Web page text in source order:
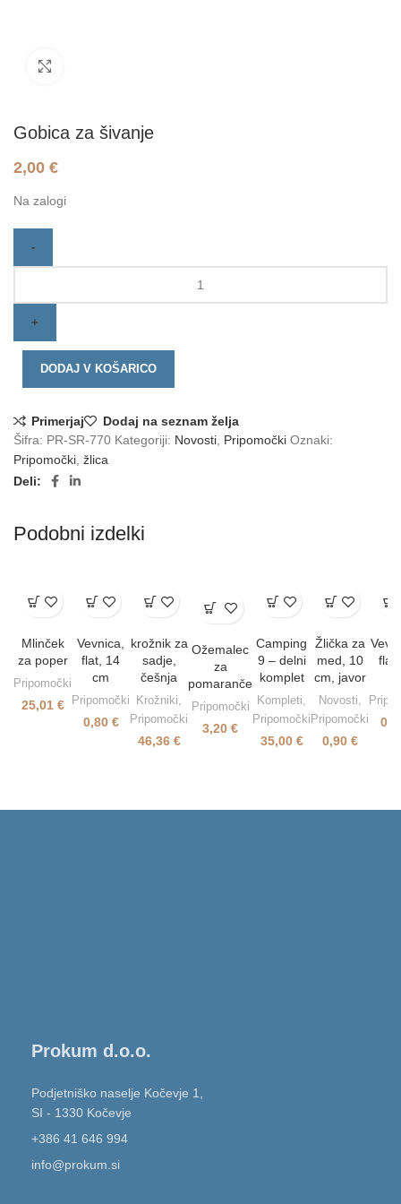
Gobica za šivanje
2,00 €
Na zalogi
DODAJ V KOŠARICO
Primerjaj
Dodaj na seznam želja
Šifra: PR-SR-770 Kategoriji: Novosti Pripomočki Oznaki:
Pripomočki žlica
Deli:
Podobni izdelki
Mlinček
za poper
Pripomočki
25,01 €
Vevnica,
flat, 14
cm
Pripomočki
0,80 €
krožnik za
sadje,
češnja
Krožniki,
Pripomočki
46,36 €
Ožemalec
za
pomaranče
Pripomočki
3,20 €
Camping
9 – delni
komplet
Kompleti,
Pripomočki
35,00 €
Žlička za
med, 10
cm, javor
Novosti,
Pripomočki
0,90 €
Prokum d.o.o.
Podjetniško naselje Kočevje 1,
SI - 1330 Kočevje
+386 41 646 994
info@prokum.si